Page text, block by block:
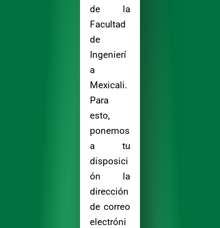
de la
Facultad
de
Ingenierí
a
Mexicali.
Para
esto,
ponemos
a tu
disposici
ón la
dirección
de correo
electróni